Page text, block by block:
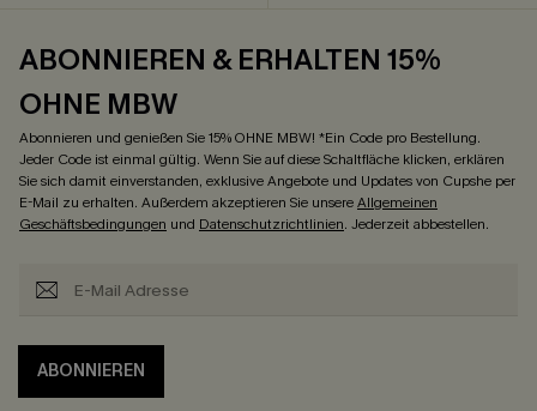
ABONNIEREN & ERHALTEN 15%
OHNE MBW
Abonnieren und genießen Sie 15% OHNE MBW! *Ein Code pro Bestellung.
Jeder Code ist einmal gültig. Wenn Sie auf diese Schaltfläche klicken, erklären
Sie sich damit einverstanden, exklusive Angebote und Updates von Cupshe per
E-Mail zu erhalten. Außerdem akzeptieren Sie unsereAllgemeinen
Geschäftsbedingungen und Datenschutzrichtlinien. Jederzeit abbestellen.
ABONNIEREN